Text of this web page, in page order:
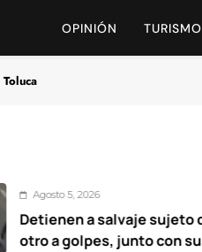
OPINIÓN TURISMO
sujeto que ultimó a
junto con sus cómplices